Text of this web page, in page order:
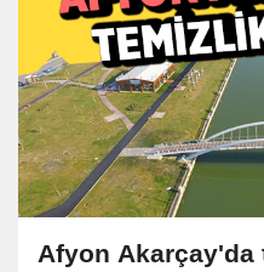
Afyon Akarçay'da